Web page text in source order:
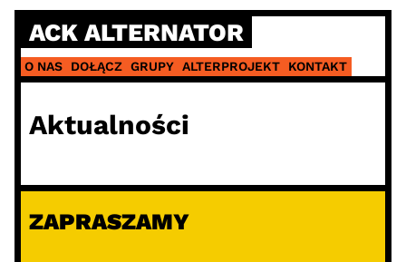
ACK ALTERNATOR
O NAS DOŁĄCZ GRUPY ALTERPROJEKT KONTAKT
Aktualności
ZAPRASZAMY